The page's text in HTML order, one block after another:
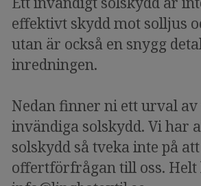
effektivt skydd mot solljus
utan är också en snygg
inredningen.
Nedan finner ni ett urval
invändiga solskydd. Vi har
solskydd så tveka inte på
offertförfrågan till oss.